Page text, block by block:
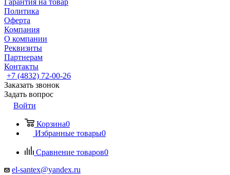
Гарантия на товар
Политика
Оферта
Компания
О компании
Реквизиты
Партнерам
Контакты
+7 (4832) 72-00-26
Заказать звонок
Задать вопрос
Войти
Корзина0
Избранные товары0
Сравнение товаров0
el-santex@yandex.ru